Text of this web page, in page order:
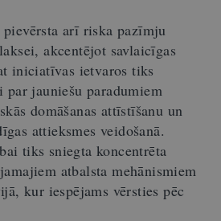
arī riska pazīmju
akcentējot savlaicīgas
iniciatīvas ietvaros tiks
jauniešu paradumiem
domāšanas attīstīšanu un
attieksmes veidošanā.
tiks sniegta koncentrēta
atbalsta mehānismiem
kur iespējams vērsties pēc